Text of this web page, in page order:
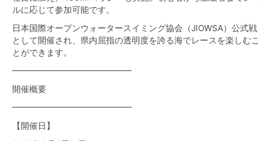
ルに応じて参加可能です。
日本国際オープンウォータースイミング協会（JIOWSA）公式戦
として開催され、県内屈指の透明度を誇る海でレースを楽しむこ
とができます。
━━━━━━━━━━━━━━
開催概要
━━━━━━━━━━━━━━
【開催日】